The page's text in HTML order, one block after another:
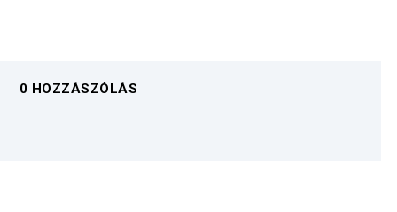
0 HOZZÁSZÓLÁS